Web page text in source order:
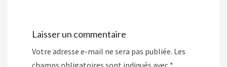
Laisser un commentaire
Votre adresse e-mail ne sera pas publiée. Les
champs obligatoires sont indiqués avec *